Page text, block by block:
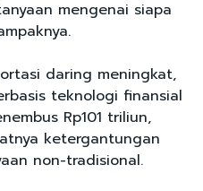
mengenai siapa
daring meningkat,
teknologi finansial
Rp101 triliun,
ketergantungan
non-tradisional.